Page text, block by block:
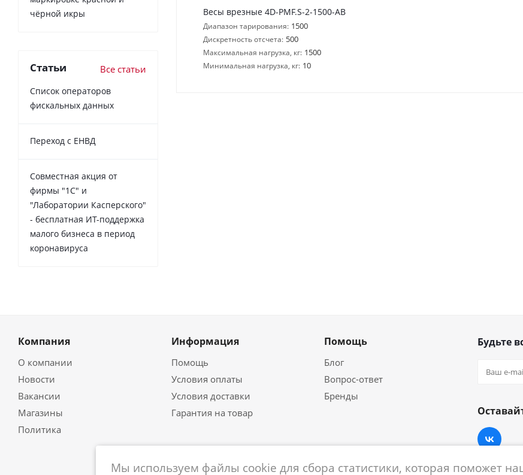
Весы врезные 4D-PMF.S-2-1500-AB
Диапазон тарирования: 1500
Дискретность отсчета: 500
Максимальная нагрузка, кг: 1500
Минимальная нагрузка, кг: 10
чёрной икры
Статьи Все статьи
Список операторов
фискальных данных
Переход с ЕНВД
Совместная акция от
фирмы "1С" и
"Лаборатории Касперского"
- бесплатная ИТ-поддержка
малого бизнеса в период
коронавируса
Компания
О компании
Новости
Вакансии
Магазины
Политика
Информация
Помощь
Условия оплаты
Условия доставки
Гарантия на товар
Помощь
Блог
Вопрос-ответ
Бренды
Будьте
Мы используем файлы cookie для сбора статистики, которая поможет